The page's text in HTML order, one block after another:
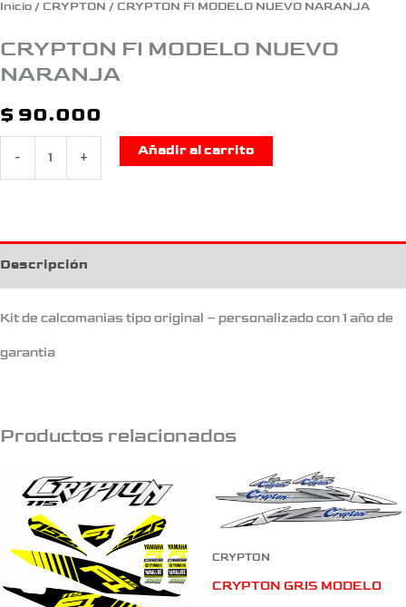
Inicio / CRYPTON / CRYPTON FI MODELO NUEVO NARANJA
CRYPTON FI MODELO NUEVO
NARANJA
$ 90.000
- +
Añadir al carrito
Descripción
Kit de calcomanias tipo original – personalizado con 1 año de
garantia
Productos relacionados
CRYPTON
CRYPTON GRIS MODELO